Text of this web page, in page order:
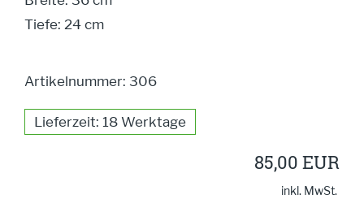
Tiefe: 24 cm
Artikelnummer: 306
Lieferzeit: 18 Werktage
85,00 EUR
inkl. MwSt.